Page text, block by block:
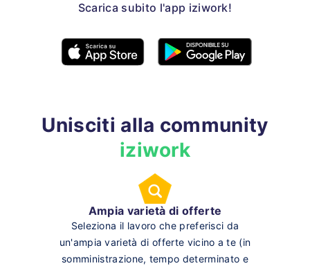
Scarica subito l'app iziwork!
Unisciti alla community
iziwork
Ampia varietà di offerte
Seleziona il lavoro che preferisci da
un'ampia varietà di offerte vicino a te (in
somministrazione, tempo determinato e